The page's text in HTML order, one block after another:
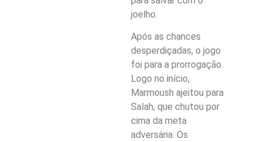
joelho.
Após as chances
desperdiçadas, o jogo
foi para a prorrogação.
Logo no início,
Marmoush ajeitou para
Salah, que chutou por
cima da meta
adversária. Os